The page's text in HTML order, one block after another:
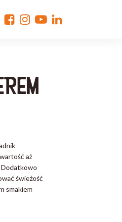
aż
Dodatkowo
świeżość
smakiem